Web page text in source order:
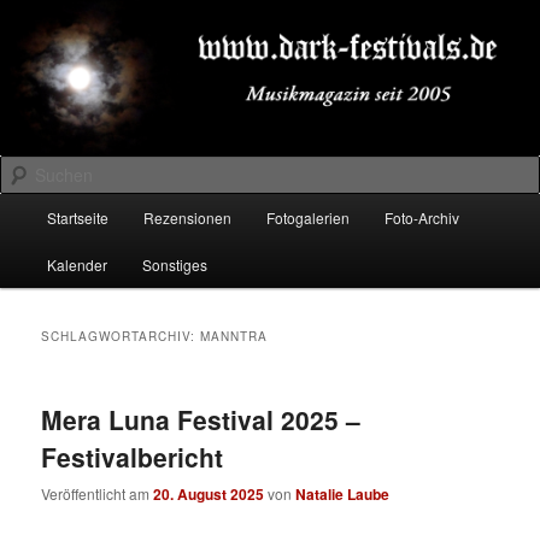
primären
Inhalt
springen
sekundären
Inhalt
springenDARK-FESTIVALS.DE
Suchen
Startseite Rezensionen Fotogalerien Foto-Archiv
Kalender Sonstiges
SCHLAGWORTARCHIV:MANNTRA
Mera Luna Festival 2025 –
Festivalbericht
Veröffentlicht am20. August 2025vonNatalie Laube